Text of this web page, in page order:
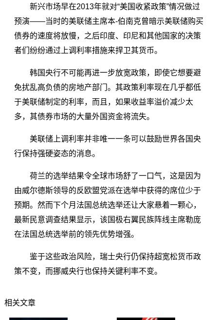
新兴市场早在2013年就对“美国收紧政策”情况做过
预演——当时的美联储主席本-伯南克曾暗示美联储购买
债券的速度将放慢，之后印度、印尼和其他国家的决策
者们纷纷通过上调利率措施来捍卫其货币。
韩国央行不可能再进一步放宽政策，即使它想要避
免扰乱高负债的房地产部门。其政策利率现在几乎都低
于美联储制定的利率，而且，如果收益率溢价减少太
多，其债券市场的大量外国资金将流失。
美联储上调利率并非唯一一条可以鼓励世界各国央
行保持强硬姿态的消息。
荷兰的选举结果令全球市场舒了一口气，这是因为
由威尔德斯领导的反欧盟党派在选举中获得的席位少于
预期。然而下个月法国总统选举还让大家悬着一颗心，
最新民意调查结果显示，该国极右翼民族阵线主席勒庞
在法国总统选举前的领先优势增强。
鉴于这些政治风险，瑞士央行仍保持超宽松货币政
策不变，而挪威央行也保持关键利率不变。
相关文章